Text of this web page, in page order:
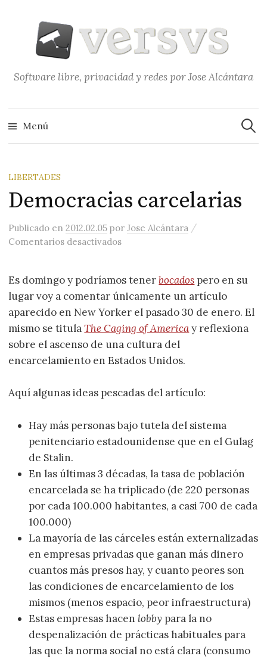
contenido
Software libre, privacidad y redes por Jose Alcántara
Menú
LIBERTADES
Democracias carcelarias
Publicado en2012.02.05 porJose Alcántara /
Comentarios desactivadosen Democracias carcelarias
Es domingo y podríamos tenerbocados pero en su
lugar voy a comentar únicamente un artículo
aparecido en New Yorker el pasado 30 de enero. El
mismo se titulaThe Caging of Americay reflexiona
sobre el ascenso de una cultura del
encarcelamiento en Estados Unidos.
Aquí algunas ideas pescadas del artículo:
Hay más personas bajo tutela del sistema
penitenciario estadounidense que en el Gulag
de Stalin.
En las últimas 3 décadas, la tasa de población
encarcelada se ha triplicado (de 220 personas
por cada 100.000 habitantes, a casi 700 de cada
100.000)
La mayoría de las cárceles están externalizadas
en empresas privadas que ganan más dinero
cuantos más presos hay, y cuanto peores son
las condiciones de encarcelamiento de los
mismos (menos espacio, peor infraestructura)
Estas empresas hacen lobby para la no
despenalización de prácticas habituales para
las que la norma social no está clara (consumo